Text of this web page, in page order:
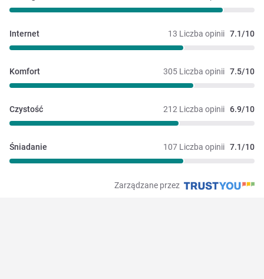
13 Liczba opinii 7.1/10
Internet
305 Liczba opinii 7.5/10
Komfort
212 Liczba opinii 6.9/10
Czystość
107 Liczba opinii 7.1/10
Śniadanie
Zarządzane przez